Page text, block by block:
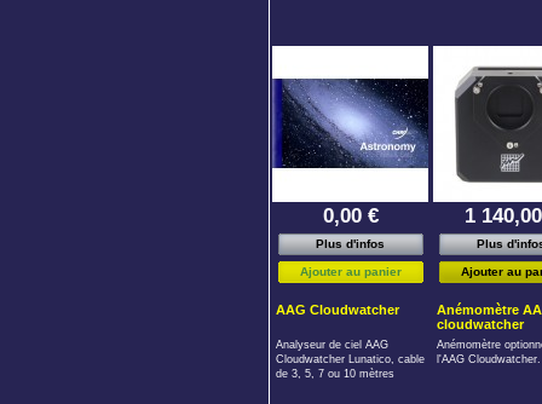
0,00 €
Plus d'infos
Ajouter au panier
1
Plus
Ajouter au
AAG Cloudwatcher
Analyseur de ciel AAG
Cloudwatcher Lunatico, cable
de 3, 5, 7 ou 10 mètres
Anémomètre
cloudwatcher
Anémomètre
l'AAG Cloudwatcher.